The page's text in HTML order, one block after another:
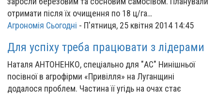
отримати після їх очищення по 18 ц/га…
Агрономія Сьогодні - П'ятниця, 25 квітня 2014 14:45
Для успіху треба працювати з лідерами
Наталя АНТОНЕНКО, спеціально для "АС" Нинішньої
посівної в агрофірми «Привілля» на Луганщині
додалося проблем. Частина її угідь на очах стає